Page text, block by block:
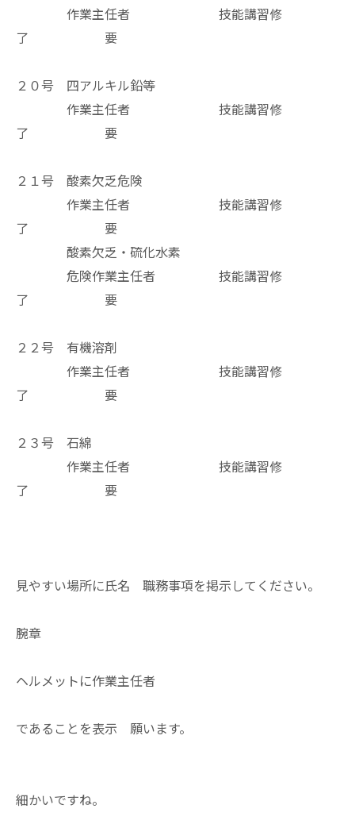
作業主任者 技能講習修
了 要
２０号 四アルキル鉛等
作業主任者 技能講習修
了 要
２１号 酸素欠乏危険
作業主任者 技能講習修
了 要
酸素欠乏・硫化水素
危険作業主任者 技能講習修
了 要
２２号 有機溶剤
作業主任者 技能講習修
了 要
２３号 石綿
作業主任者 技能講習修
了 要
見やすい場所に氏名 職務事項を掲示してください。
腕章
ヘルメットに作業主任者
であることを表示 願います。
細かいですね。